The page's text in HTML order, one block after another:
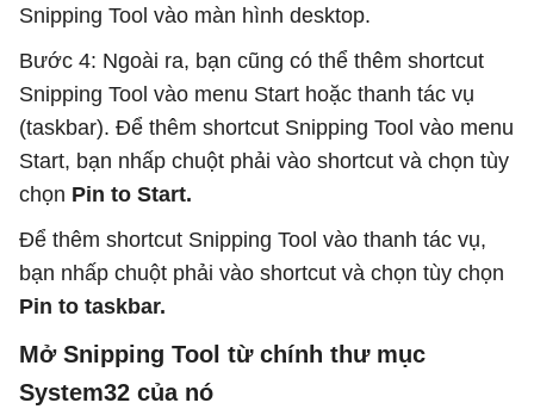
Snipping Tool vào màn hình desktop.
Bước 4: Ngoài ra, bạn cũng có thể thêm shortcut
Snipping Tool vào menu Start hoặc thanh tác vụ
(taskbar). Để thêm shortcut Snipping Tool vào menu
Start, bạn nhấp chuột phải vào shortcut và chọn tùy
chọn Pin to Start.
Để thêm shortcut Snipping Tool vào thanh tác vụ,
bạn nhấp chuột phải vào shortcut và chọn tùy chọn
Pin to taskbar.
Mở Snipping Tool từ chính thư mục
System32 của nó